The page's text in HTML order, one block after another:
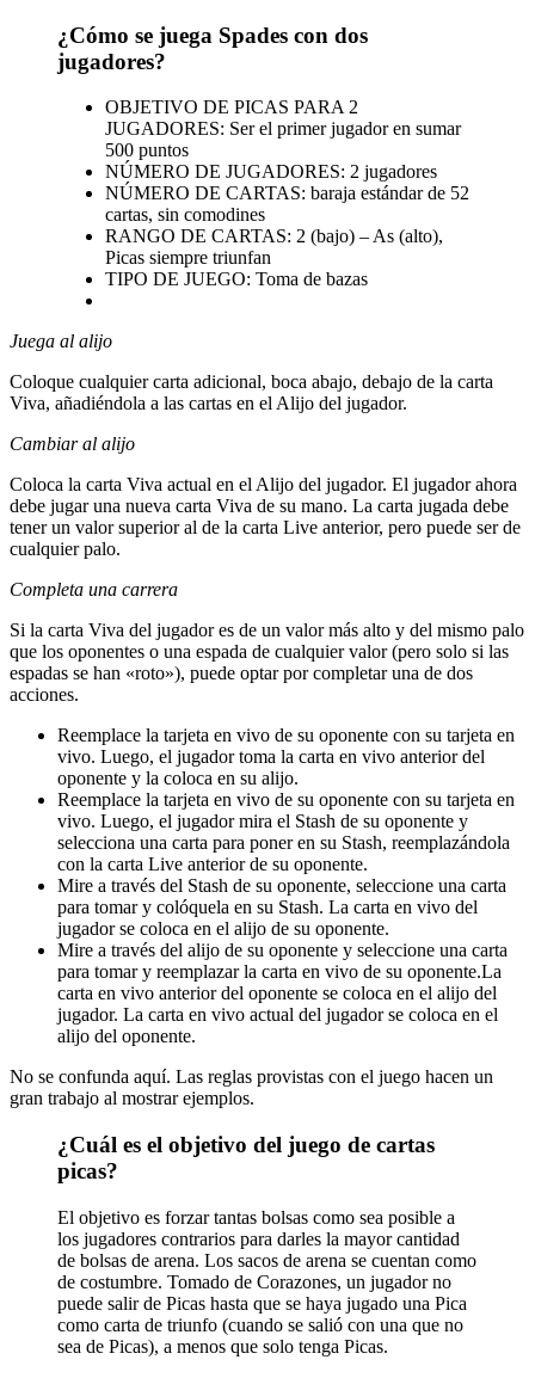
¿Cómo se juega Spades con dos
jugadores?
OBJETIVO DE PICAS PARA 2
JUGADORES: Ser el primer jugador en sumar
500 puntos
NÚMERO DE JUGADORES: 2 jugadores
NÚMERO DE CARTAS: baraja estándar de 52
cartas, sin comodines
RANGO DE CARTAS: 2 (bajo) – As (alto),
Picas siempre triunfan
TIPO DE JUEGO: Toma de bazas
Juega al alijo
Coloque cualquier carta adicional, boca abajo, debajo de la carta
Viva, añadiéndola a las cartas en el Alijo del jugador.
Cambiar al alijo
Coloca la carta Viva actual en el Alijo del jugador. El jugador ahora
debe jugar una nueva carta Viva de su mano. La carta jugada debe
tener un valor superior al de la carta Live anterior, pero puede ser de
cualquier palo.
Completa una carrera
Si la carta Viva del jugador es de un valor más alto y del mismo palo
que los oponentes o una espada de cualquier valor (pero solo si las
espadas se han «roto»), puede optar por completar una de dos
acciones.
Reemplace la tarjeta en vivo de su oponente con su tarjeta en
vivo. Luego, el jugador toma la carta en vivo anterior del
oponente y la coloca en su alijo.
Reemplace la tarjeta en vivo de su oponente con su tarjeta en
vivo. Luego, el jugador mira el Stash de su oponente y
selecciona una carta para poner en su Stash, reemplazándola
con la carta Live anterior de su oponente.
Mire a través del Stash de su oponente, seleccione una carta
para tomar y colóquela en su Stash. La carta en vivo del
jugador se coloca en el alijo de su oponente.
Mire a través del alijo de su oponente y seleccione una carta
para tomar y reemplazar la carta en vivo de su oponente.La
carta en vivo anterior del oponente se coloca en el alijo del
jugador. La carta en vivo actual del jugador se coloca en el
alijo del oponente.
No se confunda aquí. Las reglas provistas con el juego hacen un
gran trabajo al mostrar ejemplos.
¿Cuál es el objetivo del juego de cartas
picas?
El objetivo es forzar tantas bolsas como sea posible a
los jugadores contrarios para darles la mayor cantidad
de bolsas de arena. Los sacos de arena se cuentan como
de costumbre. Tomado de Corazones, un jugador no
puede salir de Picas hasta que se haya jugado una Pica
como carta de triunfo (cuando se salió con una que no
sea de Picas), a menos que solo tenga Picas.